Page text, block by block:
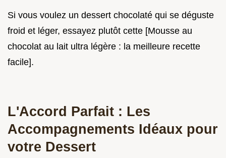
Si vous voulez un dessert chocolaté qui se déguste
froid et léger, essayez plutôt cette [Mousse au
chocolat au lait ultra légère : la meilleure recette
facile].
L'Accord Parfait : Les
Accompagnements Idéaux pour
votre Dessert